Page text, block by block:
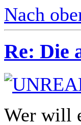
Nach
Re: Die
Wer will